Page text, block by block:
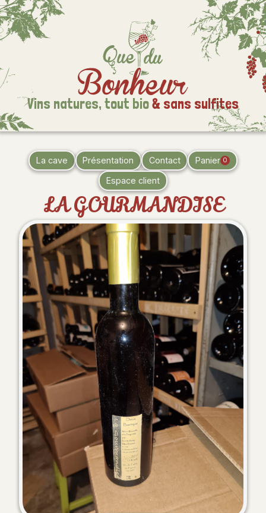
Vins natures, tout bio& sans sulfites
La cave Présentation Contact Panier 0
Espace client
LA GOURMANDISE